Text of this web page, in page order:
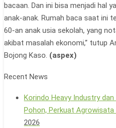
bacaan. Dan ini bisa menjadi hal
anak-anak. Rumah baca saat ini
60-an anak usia sekolah, yang
akibat masalah ekonomi,” tutup
Bojong Kaso. (aspex)
Recent News
Korindo Heavy Industry
Pohon, Perkuat Agrowisata
2026